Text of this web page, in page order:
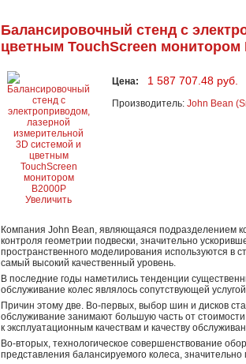
Балансировочный стенд с
цветным TouchScreen монитором
Увеличить
Цена: 1 587 707.48 руб.
Производитель: John Bean
Компания John Bean, являющаяся подразделением
контроля геометрии подвески, значительно
пространственного моделирования используются в
самый высокий качественный уровень.
В последние годы наметились тенденции
обслуживание колес являлось сопутствующей
Причин этому две. Во-первых, выбор шин и дисков
обслуживание занимают большую часть от
к эксплуатационным качествам и качеству
Во-вторых, технологическое совершенствование
представления балансируемого колеса,